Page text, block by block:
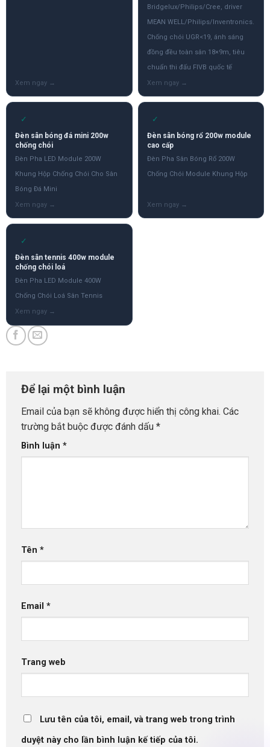
Bridgelux/Philips/Cree, driver
MEAN WELL/Philips/Inventronics.
Chống chói UGR<19, ánh sáng
đồng đều toàn sân 18×9m, tiêu
chuẩn thi đấu FIVB quốc tế
✓
Đèn sân bóng đá mini 200w
chống chói
Đèn Pha LED Module 200W
Khung Hộp Chống Chói Cho Sân
Bóng Đá Mini
✓
Đèn sân bóng rổ 200w module
cao cấp
Đèn Pha Sân Bóng Rổ 200W
Chống Chói Module Khung Hộp
✓
Đèn sân tennis 400w module
chống chói loá
Đèn Pha LED Module 400W
Chống Chói Loá Sân Tennis
Để lại một bình luận
Email của bạn sẽ không được hiển thị công khai. Các
trường bắt buộc được đánh dấu *
Bình luận *
Tên *
Email *
Trang web
Lưu tên của tôi, email, và trang web trong trình
duyệt này cho lần bình luận kế tiếp của tôi.